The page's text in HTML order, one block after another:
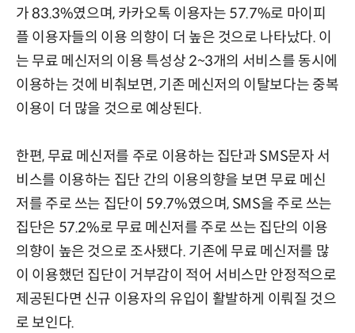
가 83.3%였으며, 카카오톡 이용자는 57.7%로 마이피
플 이용자들의 이용 의향이 더 높은 것으로 나타났다. 이
는 무료 메신저의 이용 특성상 2~3개의 서비스를 동시에
이용하는 것에 비춰보면, 기존 메신저의 이탈보다는 중복
이용이 더 많을 것으로 예상된다.
한편, 무료 메신저를 주로 이용하는 집단과 SMS문자 서
비스를 이용하는 집단 간의 이용의향을 보면 무료 메신
저를 주로 쓰는 집단이 59.7%였으며, SMS을 주로 쓰는
집단은 57.2%로 무료 메신저를 주로 쓰는 집단의 이용
의향이 높은 것으로 조사됐다. 기존에 무료 메신저를 많
이 이용했던 집단이 거부감이 적어 서비스만 안정적으로
제공된다면 신규 이용자의 유입이 활발하게 이뤄질 것으
로 보인다.